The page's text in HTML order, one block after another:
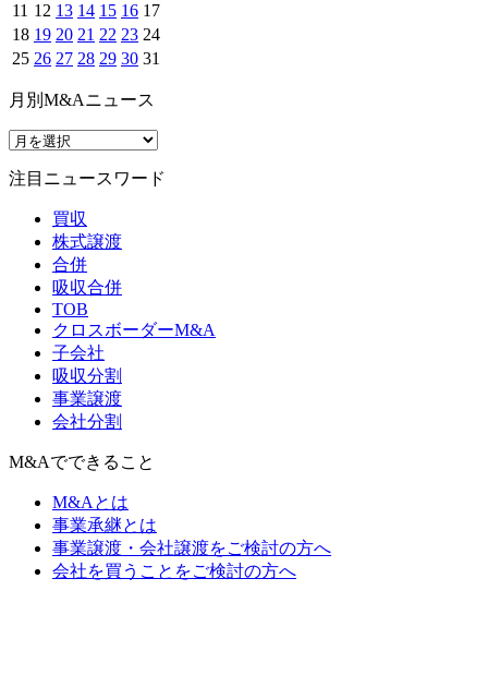
11 12 13 14 15 16 17
18 19 20 21 22 23 24
25 26 27 28 29 30 31
月別M&Aニュース
注目ニュースワード
買収
株式譲渡
合併
吸収合併
TOB
クロスボーダーM&A
子会社
吸収分割
事業譲渡
会社分割
M&Aでできること
M&Aとは
事業承継とは
事業譲渡・会社譲渡をご検討の方へ
会社を買うことをご検討の方へ